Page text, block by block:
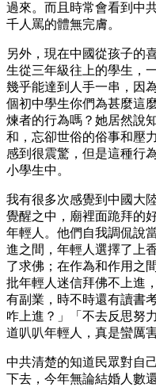
過來。而且時常會看到中
千人罵的體無完膚。
另外，現在中國從孩子的
生從三年級往上的學生，
幾乎能達到人手一串，因
個初中學生你們為甚麼這
煉者的行為嗎？她居然說
和，忘卻世俗的俗事和壓
感到很震驚，但是這種行
小學生中。
我有很多次感覺到中國大
覺醒之中，廟裡面跪拜的
年輕人。他們自我調侃說
進之間，年輕人選擇了上
了求佛；在作為和作用之
批年輕人迷信拜佛不上進
有副業，時不時還有讀書
咋上進？」「不去反思努
道叭叭年輕人，真是蠻厲害
中共清楚的知道民眾對自
下去，今年無論結婚人數